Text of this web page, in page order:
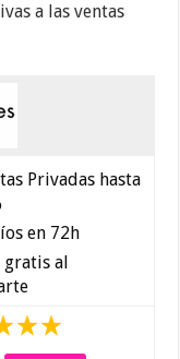
a las ventas
Privadas hasta
en 72h
gratis al